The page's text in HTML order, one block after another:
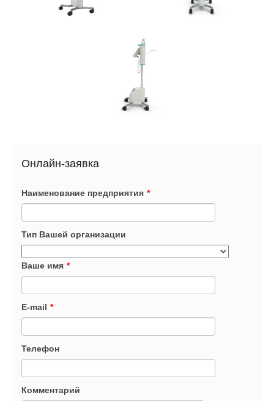
Онлайн-заявка
Наименование предприятия *
Тип Вашей организации
Ваше имя *
E-mail *
Телефон
Комментарий